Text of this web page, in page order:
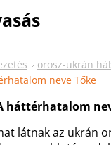
orosz-ukrán
neve Tőke
háttérhatalom
látnak az ukrán